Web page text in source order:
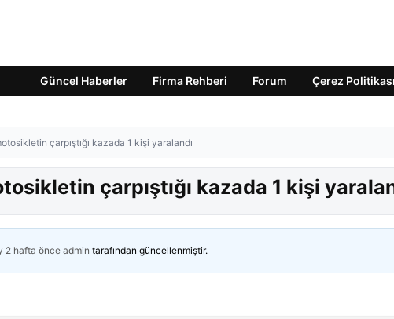
Güncel Haberler Firma Rehberi Forum Çerez Politikası
çarpıştığı kazada 1 kişi yaralandı
çarpıştığı kazada 1 kişi
2 hafta önceadmin tarafından güncellenmiştir.